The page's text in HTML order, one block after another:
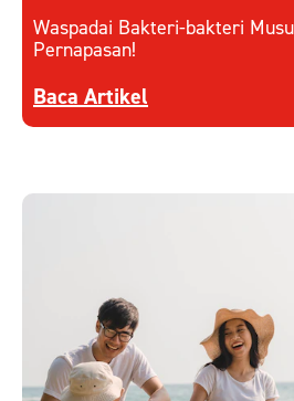
Waspadai Bakteri-bakteri
Pernapasan!
Discover more about
Baca Artikel